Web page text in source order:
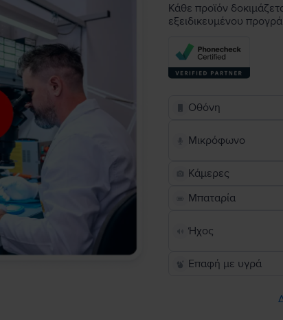
Κάθε προϊόν
εξειδικευμένου
Οθόνη
Μικρόφωνο
Κάμερες
Μπαταρία
Ήχος
Επαφή με υγρά